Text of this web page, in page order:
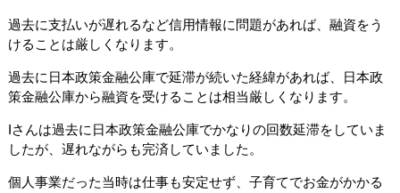
過去に支払いが遅れるなど信用情報に問題があれば、融資をう
けることは厳しくなります。
過去に日本政策金融公庫で延滞が続いた経緯があれば、日本政
策金融公庫から融資を受けることは相当厳しくなります。
Iさんは過去に日本政策金融公庫でかなりの回数延滞をしていま
したが、遅れながらも完済していました。
個人事業だった当時は仕事も安定せず、子育てでお金がかかる